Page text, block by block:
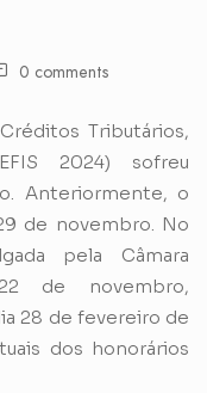
0 comments
Tributários,
2024) sofreu
Anteriormente, o
de novembro. No
pela Câmara
de novembro,
28 de fevereiro de
dos honorários